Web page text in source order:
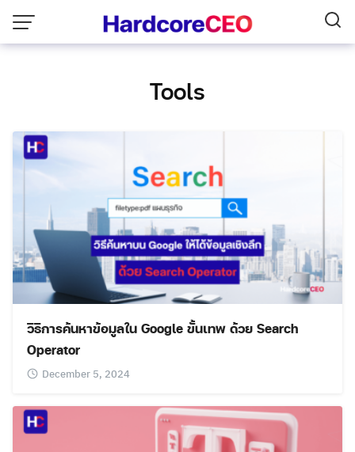
content
Tools
วิธีการค้นหาข้อมูลใน Google ขั้นเทพ ด้วย Search
Operator
December 5, 2024